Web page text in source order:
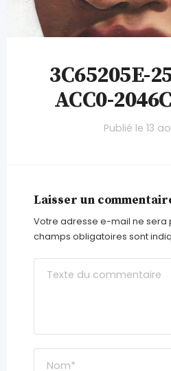
3C65205E-
ACC0-
Publié le 13
Laisser un
Votre adresse e-mail ne sera
champs obligatoires sont